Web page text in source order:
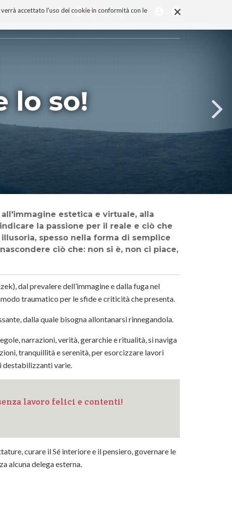
×
accettato l'uso dei cookie in conformità con le
lo so!
la passione per il reale e ciò che
spesso nella forma di semplice
ciò che: non si è, non ci piace,
dal prevalere dell’immagine e dalla fuga nel
traumatico per le sfide e criticità che presenta.
dalla quale bisogna allontanarsi rinnegandola.
narrazioni, verità, gerarchie e ritualità, si naviga
tranquillità e serenità, per esorcizzare lavori
destabilizzanti varie.
lavoro felici e contenti!
curare il Sé interiore e il pensiero, governare le
alcuna delega esterna.